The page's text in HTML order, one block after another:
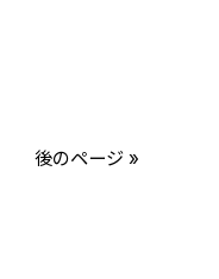
後のページ »